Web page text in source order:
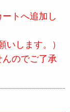
トへ追加し
いします。）
のでご了承